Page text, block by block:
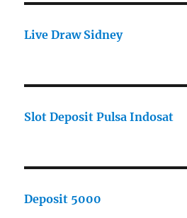
Live Draw Sidney
Slot Deposit Pulsa Indosat
Deposit 5000